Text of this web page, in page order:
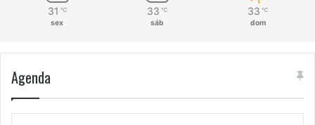
31 ℃
sex
33 ℃
sáb
33 ℃
dom
Agenda